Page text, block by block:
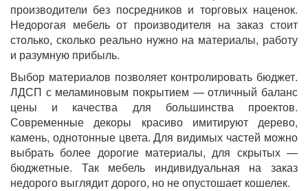
производители без посредников и торговых наценок.
Недорогая мебель от производителя на заказ стоит
столько, сколько реально нужно на материалы, работу
и разумную прибыль.
Выбор материалов позволяет контролировать бюджет.
ЛДСП с меламиновым покрытием — отличный баланс
цены и качества для большинства проектов.
Современные декоры красиво имитируют дерево,
камень, однотонные цвета. Для видимых частей можно
выбрать более дорогие материалы, для скрытых —
бюджетные. Так мебель индивидуальная на заказ
недорого выглядит дорого, но не опустошает кошелек.